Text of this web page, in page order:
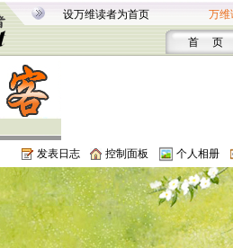
设万维读者为首页 万维
首 页
发表日志 控制面板 个人相册